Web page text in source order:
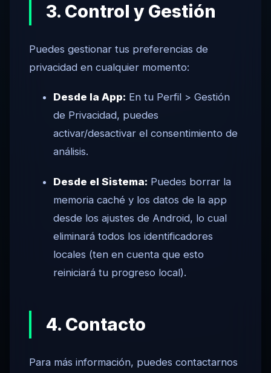
3. Control y Gestión
Puedes gestionar tus preferencias de
privacidad en cualquier momento:
Desde la App: En tu Perfil > Gestión
de Privacidad, puedes
activar/desactivar el consentimiento de
análisis.
Desde el Sistema: Puedes borrar la
memoria caché y los datos de la app
desde los ajustes de Android, lo cual
eliminará todos los identificadores
locales (ten en cuenta que esto
reiniciará tu progreso local).
4. Contacto
Para más información, puedes contactarnos